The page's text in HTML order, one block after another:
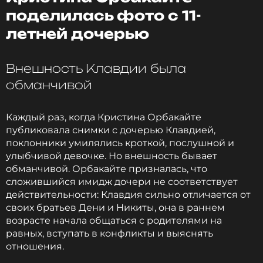
ПОДПИСАТЬСЯ
ССЫЛКА
поделилась фото с 11-
летней дочерью
Внешность Клавдии была
обманчивой
Каждый раз, когда Кристина Орбакайте
публиковала снимки с дочерью Клавдией,
поклонники умилялись кроткой, послушной и
улыбчивой девочке. Но внешность бывает
обманчивой. Орбакайте призналась, что
сложившийся имидж дочери не соответствует
действительности: Клавдия сильно отличается от
своих братьев Дени и Никиты, она в раннем
возрасте начала общаться с родителями на
равных, вступать в конфликты и выяснять
отношения.